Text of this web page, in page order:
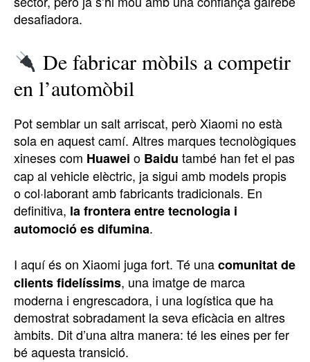
desafiadora.
De fabricar mòbils a competir
en l’automòbil
Pot semblar un salt arriscat, però Xiaomi no està
sola en aquest camí. Altres marques tecnològiques
xineses com Huawei o Baidu també han fet el pas
cap al vehicle elèctric, ja sigui amb models propis
o col·laborant amb fabricants tradicionals. En
definitiva, la frontera entre tecnologia i
automoció es difumina.
I aquí és on Xiaomi juga fort. Té unacomunitat de
clients fidelíssims, una imatge de marca
moderna i engrescadora, i una logística que ha
demostrat sobradament la seva eficàcia en altres
àmbits. Dit d’una altra manera: té les eines per fer
bé aquesta transició.